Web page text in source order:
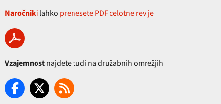
Naročnikilahko prenesete PDF celotne revije
Vzajemnostnajdete tudi na družabnih omrežjih